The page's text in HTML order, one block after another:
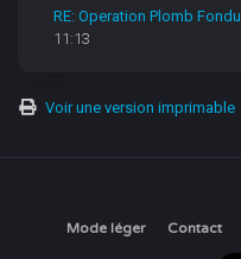
RE: Operation Plomb Fondu
11:13
Voir une version imprimable
Mode léger Contact